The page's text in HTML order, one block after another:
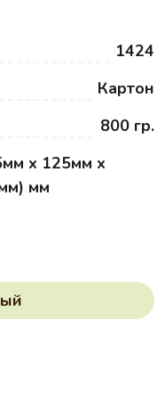
1424
Картон
800 гр.
x 125мм x
мм